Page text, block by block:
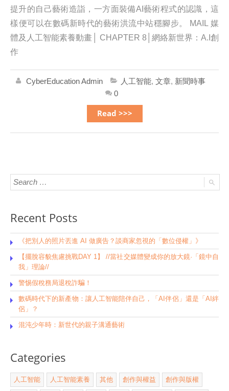
提升的自己藝術造詣，一方面裝備AI藝術程式的認識，這
樣便可以在數碼新時代的藝術洪流中站穩腳步。 MAIL 媒
體及人工智能素養動畫│ CHAPTER 8│網絡新世界：A.I創
作
CyberEducation Admin 人工智能, 文章, 新聞時事
0
Read >>>
Recent Posts
《把別人的照片丟進 AI 做廣告？談商家忽視的「數位侵權」》
【擺脫容貌焦慮挑戰DAY 1】 //當社交媒體變成你的放大鏡·「鏡中自
我」理論//
警惕假稅務局退稅詐騙！
數碼時代下的新產物：讓人工智能陪伴自己，「AI伴侶」還是「AI絆
侶」？
混沌少年時：新世代的親子溝通藝術
Categories
人工智能 人工智能素養 其他 創作與權益 創作與版權